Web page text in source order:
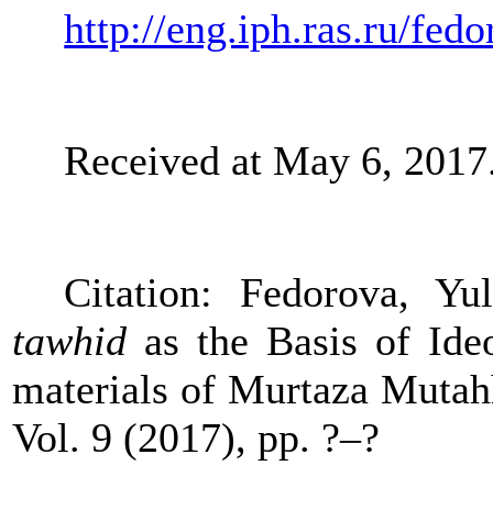
http://eng.iph.ras.ru/
Received at May 6,
Citation: Fedorova,
tawhid as the Basis of
materials of Murtaza
Vol. 9 (2017), pp. ?–?